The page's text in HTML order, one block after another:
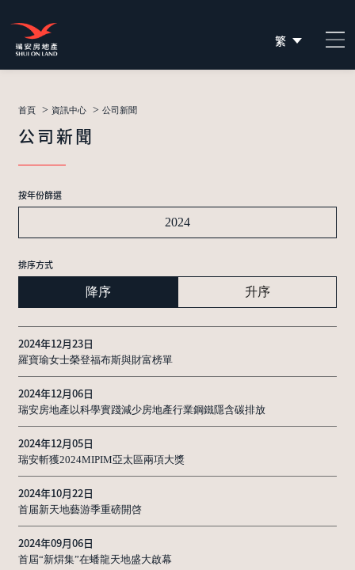
繁
简
首頁 > 資訊中心 > 公司新聞
公司新聞
按年份篩選
2024
排序方式
降序 升序
2024年12月23日
羅寶瑜女士榮登福布斯與財富榜單
2024年12月06日
瑞安房地產以科學實踐減少房地產行業鋼鐵隱含碳排放
2024年12月05日
瑞安斬獲2024MIPIM亞太區兩項大獎
2024年10月22日
首届新天地藝游季重磅開啓
2024年09月06日
首屆“新焺集”在蟠龍天地盛大啟幕